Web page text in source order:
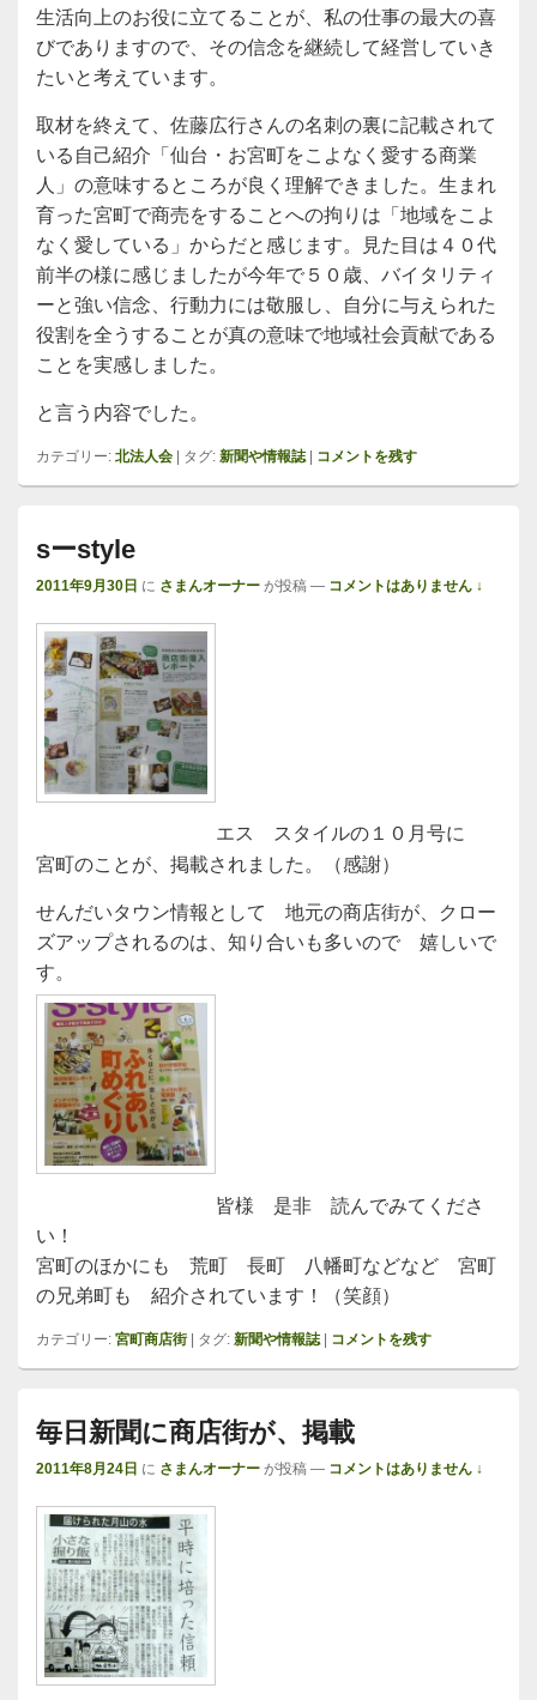
生活向上のお役に立てることが、私の仕事の最大の喜
びでありますので、その信念を継続して経営していき
たいと考えています。
取材を終えて、佐藤広行さんの名刺の裏に記載されて
いる自己紹介「仙台・お宮町をこよなく愛する商業
人」の意味するところが良く理解できました。生まれ
育った宮町で商売をすることへの拘りは「地域をこよ
なく愛している」からだと感じます。見た目は４０代
前半の様に感じましたが今年で５０歳、バイタリティ
ーと強い信念、行動力には敬服し、自分に与えられた
役割を全うすることが真の意味で地域社会貢献である
ことを実感しました。
と言う内容でした。
カテゴリー: 北法人会 タグ: 新聞や情報誌 コメントを残す
sーstyle
2011年9月30日 に さまんオーナー が投稿 — コメントはありません ↓
エス スタイルの１０月号に
宮町のことが、掲載されました。（感謝）
せんだいタウン情報として 地元の商店街が、クロー
ズアップされるのは、知り合いも多いので 嬉しいで
す。
皆様 是非 読んでみてくださ
い！
宮町のほかにも 荒町 長町 八幡町などなど 宮町
の兄弟町も 紹介されています！（笑顔）
カテゴリー: 宮町商店街 タグ: 新聞や情報誌 コメントを残す
毎日新聞に商店街が、掲載
2011年8月24日 に さまんオーナー が投稿 — コメントはありません ↓